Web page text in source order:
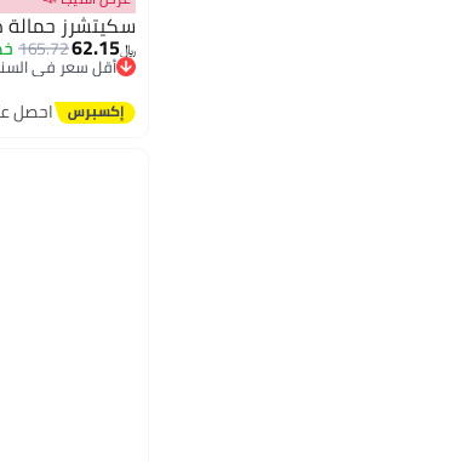
سكيتشرز
﷼‏62.15
165.72
أقل سعر في
أقل سعر في السنة
احصل